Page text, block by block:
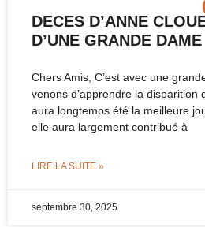
DECES D’ANNE
D’UNE GRANDE DAME
Chers Amis, C’est avec une
venons d’apprendre la disparition
aura longtemps été la meilleure
elle aura largement contribué à
LIRE LA SUITE »
septembre 30, 2025